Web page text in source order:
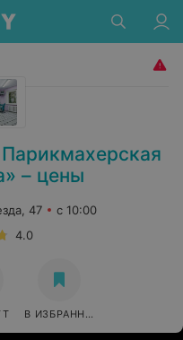
– цены
47
с 10:00
4.0
В ИЗБРАННОЕ